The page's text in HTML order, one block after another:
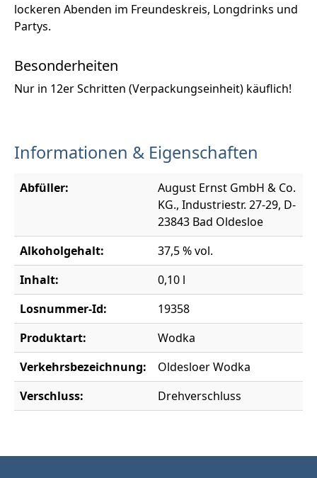
lockeren Abenden im Freundeskreis, Longdrinks und
Partys.
Besonderheiten
Nur in 12er Schritten (Verpackungseinheit) käuflich!
Informationen & Eigenschaften
Abfüller:
August Ernst GmbH & Co.
KG., Industriestr. 27-29, D-
23843 Bad Oldesloe
Alkoholgehalt:
37,5 % vol.
Inhalt:
0,10 l
Losnummer-Id:
19358
Produktart:
Wodka
Verkehrsbezeichnung:
Oldesloer Wodka
Verschluss:
Drehverschluss